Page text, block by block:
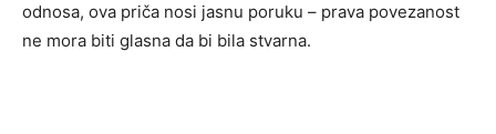
odnosa, ova priča nosi jasnu poruku – prava povezanost
ne mora biti glasna da bi bila stvarna.